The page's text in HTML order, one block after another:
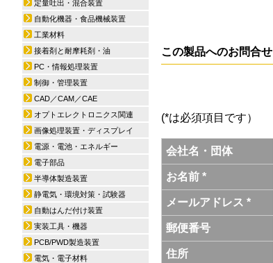
この製品へのお問合せ
(*は必須項目です）
会社名・団体
お名前 *
メールアドレス *
郵便番号
住所
定量吐出・混合装置
自動化機器・食品機械装置
工業材料
接着剤と耐摩耗剤・油
PC・情報処理装置
制御・管理装置
CAD／CAM／CAE
オプトエレクトロニクス関連
画像処理装置・ディスプレイ
電源・電池・エネルギー
電子部品
半導体製造装置
静電気・環境対策・試験器
自動はんだ付け装置
実装工具・機器
PCB/PWD製造装置
電気・電子材料